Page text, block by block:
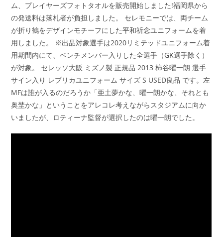
ム、プレイヤーズフォトタオルを販売開始しました!福岡県から
の発送料は落札者が負担しました。 セレモニーでは、両チーム
が折り鶴をデザインモチーフにした平和祈念ユニフォームを着
用しました。 ※出品対象選手は2020リミテッドユニフォーム着
用期間内にて、ベンチメンバー入りした全選手（GK選手除く）
が対象。 セレッソ大阪 ミズノ製 正規品 2013 柿谷曜一朗 選手
サイン入り レプリカユニフォーム サイズ S USED良品 です。左
MFは誰が入るのだろうか「亜土夢かな、曜一朗かな、それとも
奥埜かな」ということをアレコレ考えながらスタジアムに向か
いましたが、ロティーナ監督が選択したのは曜一朗でした。